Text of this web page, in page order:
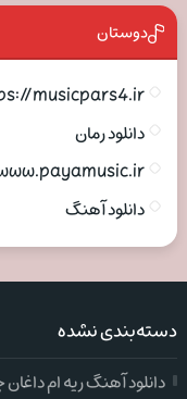
دوستان
musicpars4.ir/
دانلود رمان
دانلود آهنگ
دسته‌بندی نشده
دانلود آهنگ ریه ام